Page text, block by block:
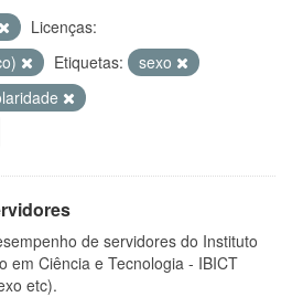
Licenças:
Etiquetas:
sexo
de servidores do Instituto
em Ciência e Tecnologia - IBICT
etc).